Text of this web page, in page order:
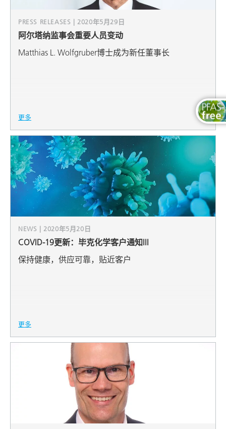
PRESS RELEASES | 2020年5月29日
阿尔塔纳监事会重要人员变动
Matthias L. Wolfgruber博士成为新任董事长
更多
NEWS | 2020年5月20日
COVID-19更新：毕克化学客户通知III
保持健康，供应可靠，贴近客户
更多